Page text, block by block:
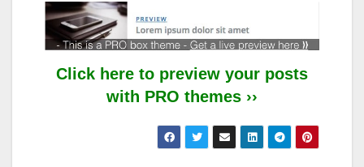
Click here to preview your posts
with PRO themes ››